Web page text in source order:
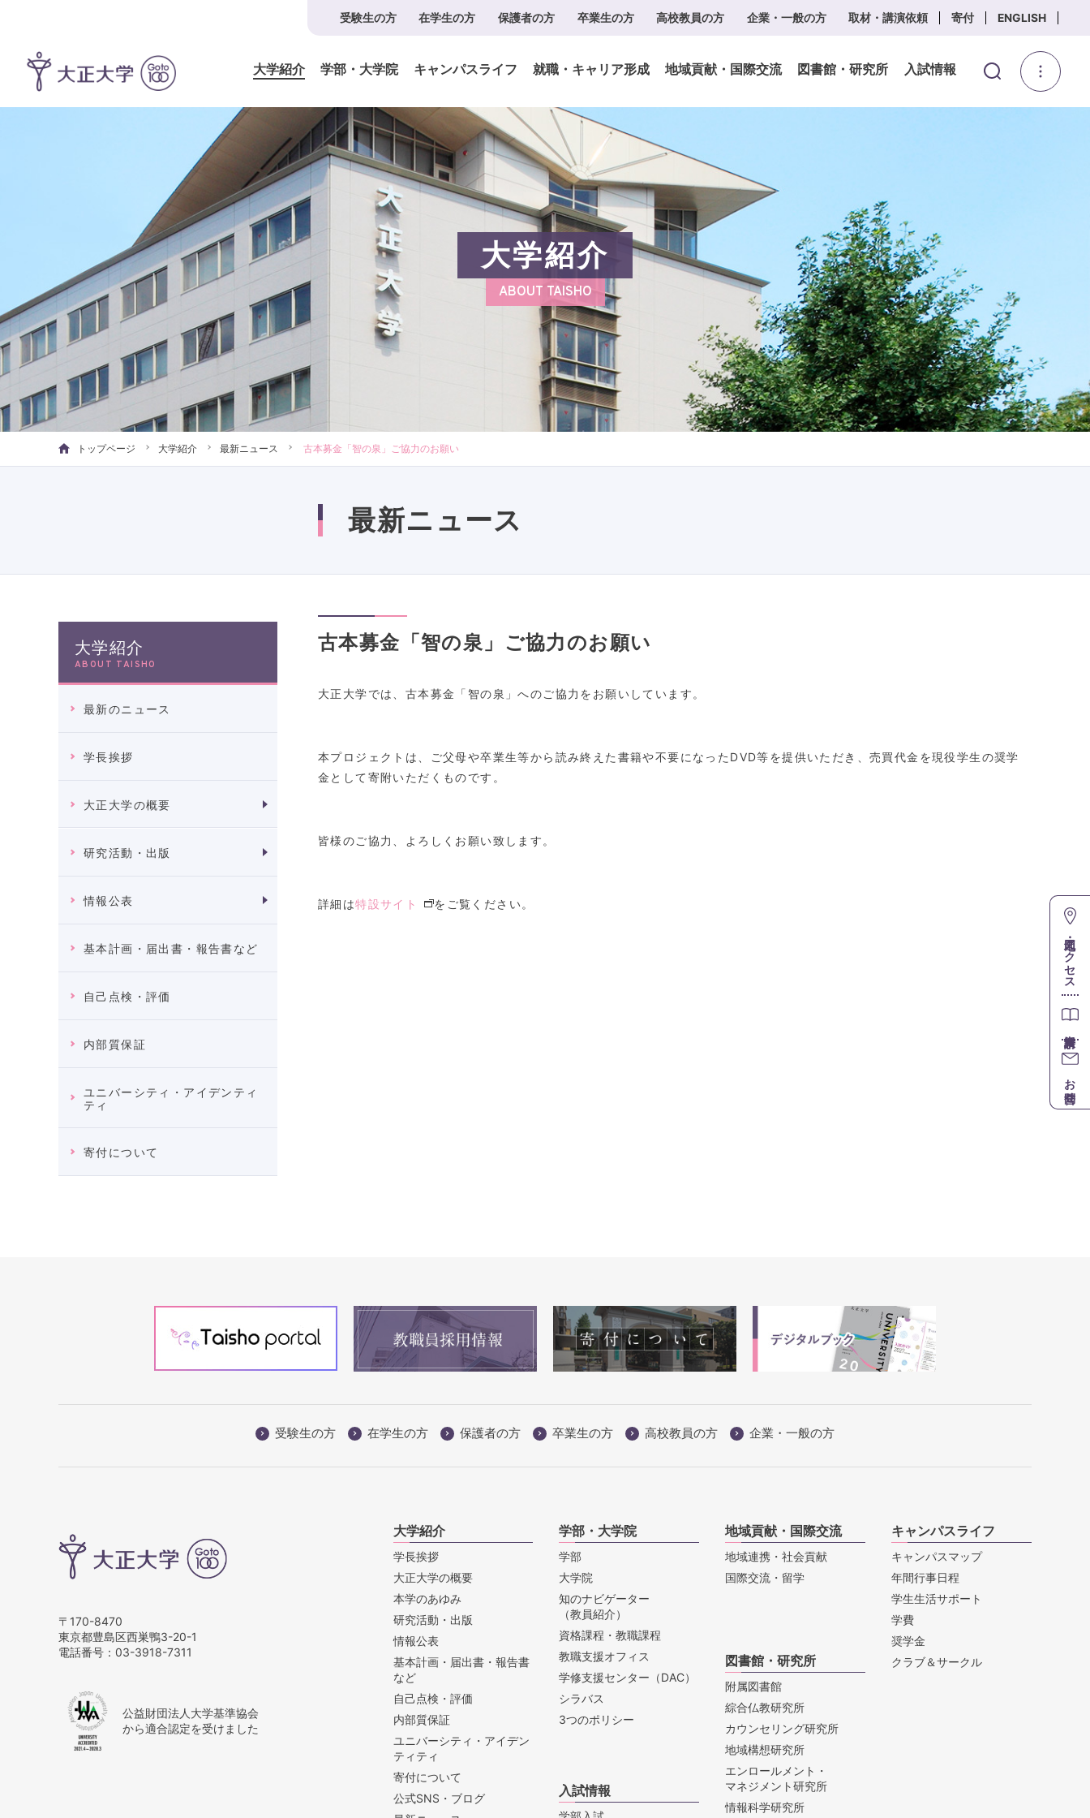
受験生の方 在学生の方 保護者の方 卒業生の方 高校教員の方 企業・一般の方 取材・講演依頼 寄付 ENGLISH
大学紹介 学部・大学院 キャンパスライフ 就職・キャリア形成 地域貢献・国際交流 図書館・研究所 入試情報
大学紹介
ABOUT TAISHO
トップページ 大学紹介 最新ニュース 古本募金「智の泉」ご協力のお願い
大学紹介
ABOUT TAISHO
最新のニュース
学長挨拶
大正大学の概要
研究活動・出版
情報公表
基本計画・届出書・報告書など
自己点検・評価
内部質保証
ユニバーシティ・アイデンティ
ティ
寄付について
最新ニュース
古本募金「智の泉」ご協力のお願い
大正大学では、古本募金「智の泉」へのご協力をお願いしています。
本プロジェクトは、ご父母や卒業生等から読み終えた書籍や不要になったDVD等を提供いただき、売買代金を現役学生の奨学
金として寄附いただくものです。
皆様のご協力、よろしくお願い致します。
詳細は特設サイト をご覧ください。
受験生の方 在学生の方 保護者の方 卒業生の方 高校教員の方 企業・一般の方
〒170-8470
東京都豊島区西巣鴨3-20-1
電話番号： 03-3918-7311
公益財団法人大学基準協会
から適合認定を受けました
大学紹介
学長挨拶
大正大学の概要
本学のあゆみ
研究活動・出版
情報公表
基本計画・届出書・報告書
など
自己点検・評価
内部質保証
ユニバーシティ・アイデン
ティティ
寄付について
公式SNS・ブログ
学部・大学院
学部
大学院
知のナビゲーター
（教員紹介）
資格課程・教職課程
教職支援オフィス
学修支援センター（DAC）
シラバス
3つのポリシー
地域貢献・国際交流
地域連携・社会貢献
国際交流・留学
キャンパスライフ
キャンパスマップ
年間行事日程
学生生活サポート
学費
奨学金
クラブ＆サークル
入試情報
図書館・研究所
附属図書館
綜合仏教研究所
カウンセリング研究所
地域構想研究所
エンロールメント・
マネジメント研究所
情報科学研究所
地図・アクセス
お問合せ